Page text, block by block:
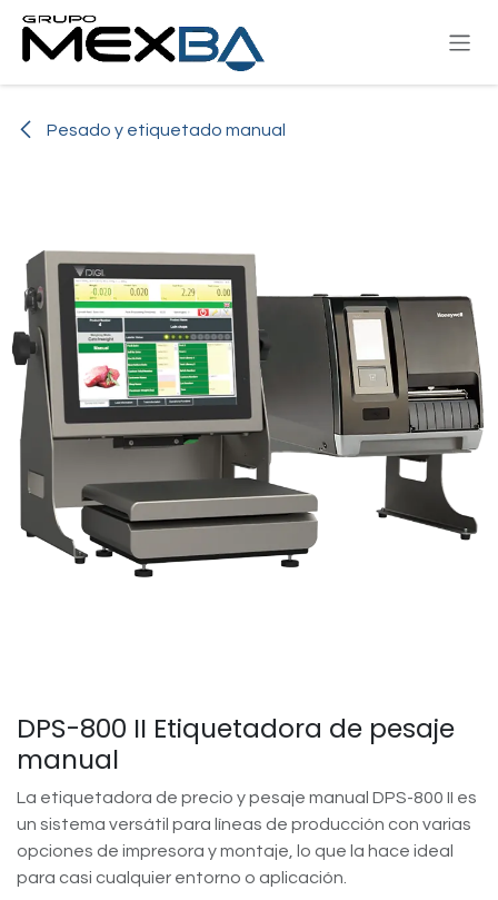
Ir al contenido
Pesado y etiquetado manual
DPS-800 II Etiquetadora de pesaje
manual
La etiquetadora de precio y pesaje manual DPS-800 II es
un sistema versátil para líneas de producción con varias
opciones de impresora y montaje, lo que la hace ideal
para casi cualquier entorno o aplicación.